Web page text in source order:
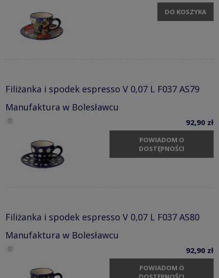
DO KOSZYKA
Filiżanka i spodek espresso V 0,07 L F037 AS79
Manufaktura w Bolesławcu
92,90 zł
POWIADOM O
DOSTĘPNOŚCI
Filiżanka i spodek espresso V 0,07 L F037 AS80
Manufaktura w Bolesławcu
92,90 zł
POWIADOM O